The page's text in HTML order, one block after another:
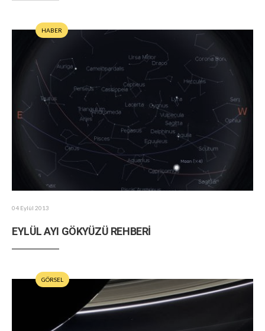
HABER
04 Eylül 2013
EYLÜL AYI GÖKYÜZÜ REHBERİ
GÖRSEL